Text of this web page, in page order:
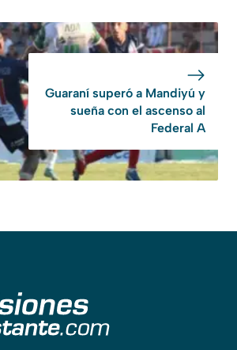
Guaraní superó a Mandiyú y
sueña con el ascenso al
Federal A